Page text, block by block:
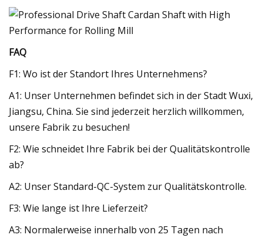
FAQ
F1: Wo ist der Standort Ihres Unternehmens?
A1: Unser Unternehmen befindet sich in der Stadt Wuxi,
Jiangsu, China. Sie sind jederzeit herzlich willkommen,
unsere Fabrik zu besuchen!
F2: Wie schneidet Ihre Fabrik bei der Qualitätskontrolle
ab?
A2: Unser Standard-QC-System zur Qualitätskontrolle.
F3: Wie lange ist Ihre Lieferzeit?
A3: Normalerweise innerhalb von 25 Tagen nach